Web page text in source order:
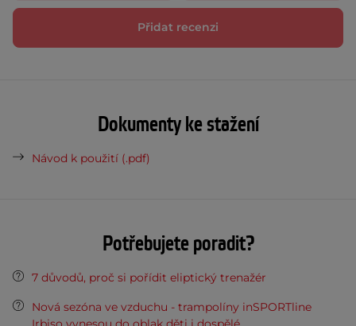
Přidat recenzi
Dokumenty ke stažení
Návod k použití (.pdf)
Potřebujete poradit?
7 důvodů, proč si pořídit eliptický trenažér
Nová sezóna ve vzduchu - trampolíny inSPORTline